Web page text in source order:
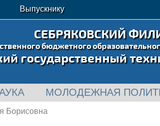
Выпускнику
СЕБРЯКОВСКИЙ
бюджетного
государственный
МОЛОДЕЖНАЯ
Борисовна